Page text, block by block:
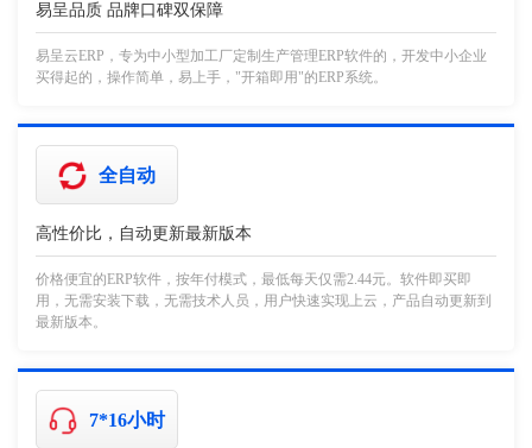
易呈品质 品牌口碑双保障
易呈云ERP，专为中小型加工厂定制生产管理ERP软件的，开发中小企业
买得起的，操作简单，易上手，"开箱即用"的ERP系统。
全自动
高性价比，自动更新最新版本
价格便宜的ERP软件，按年付模式，最低每天仅需2.44元。软件即买即
用，无需安装下载，无需技术人员，用户快速实现上云，产品自动更新到
最新版本。
7*16小时